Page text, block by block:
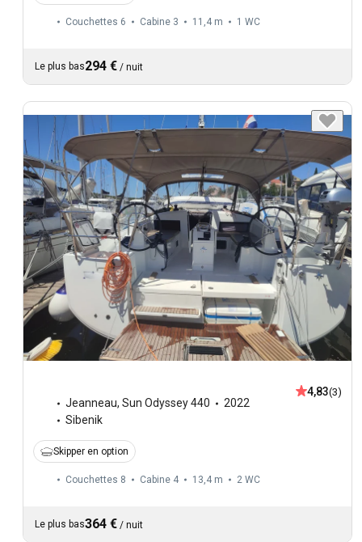
Couchettes 6 Cabine 3 11,4 m 1 WC
Le plus bas294 € / nuit
Jeanneau, Sun Odyssey 440
2022
Sibenik
4,83(3)
Skipper en option
Couchettes 8 Cabine 4 13,4 m 2 WC
Le plus bas364 € / nuit